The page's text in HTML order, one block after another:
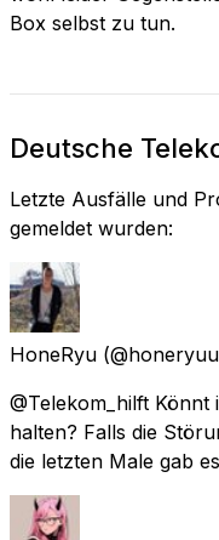
Box selbst zu tun.
Deutsche
Letzte Ausfälle und
gemeldet wurden:
HoneRyu
@Telekom_hilft
halten? Falls die
die letzten Male gab